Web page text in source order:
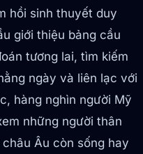
hồi sinh thuyết duy
giới thiệu bảng cầu
tương lai, tìm kiếm
ngày và liên lạc với
hàng nghìn người Mỹ
những người thân
Âu còn sống hay